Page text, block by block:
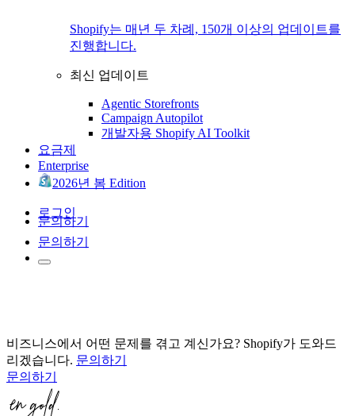
Shopify는 매년 두 차례, 150개 이상의 업데이트를
진행합니다.
최신 업데이트
Agentic Storefronts
Campaign Autopilot
개발자용 Shopify AI Toolkit
요금제
Enterprise
2026년 봄 Edition
로그인
문의하기
문의하기
비즈니스에서 어떤 문제를 겪고 계신가요? Shopify가 도와드
리겠습니다. 문의하기
문의하기